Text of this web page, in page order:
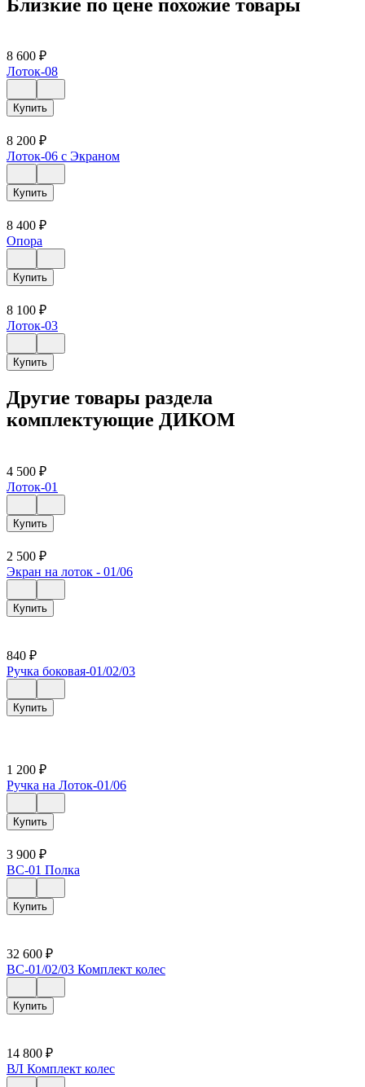
Близкие по цене похожие товары
8 600 ₽
Лоток-08
Купить
8 200 ₽
Лоток-06 с Экраном
Купить
8 400 ₽
Опора
Купить
8 100 ₽
Лоток-03
Купить
Другие товары раздела
комплектующие ДИКОМ
4 500 ₽
Лоток-01
Купить
2 500 ₽
Экран на лоток - 01/06
Купить
840 ₽
Ручка боковая-01/02/03
Купить
1 200 ₽
Ручка на Лоток-01/06
Купить
3 900 ₽
ВС-01 Полка
Купить
32 600 ₽
ВС-01/02/03 Комплект колес
Купить
14 800 ₽
ВЛ Комплект колес